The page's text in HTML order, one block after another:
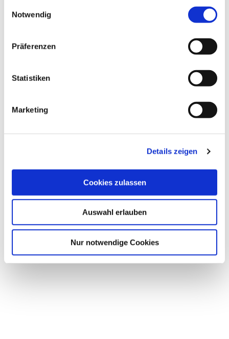
Notwendig
Präferenzen
Statistiken
Marketing
Details zeigen
Cookies zulassen
Auswahl erlauben
Nur notwendige Cookies